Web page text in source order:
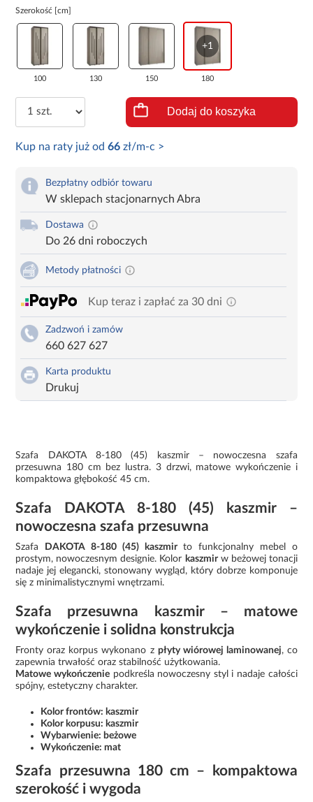
Szerokość [cm]
100 130 150
+1
180
Dodaj do koszyka
Kup na raty już od66 zł/m-c >
Bezpłatny odbiór towaru
W sklepach stacjonarnych Abra
Dostawa
Do 26 dni roboczych
Metody płatności
Kup teraz i zapłać za 30 dni
Zadzwoń i zamów
660 627 627
Karta produktu
Drukuj
Szafa DAKOTA 8-180 (45) kaszmir – nowoczesna szafa
przesuwna 180 cm bez lustra. 3 drzwi, matowe wykończenie i
kompaktowa głębokość 45 cm.
Szafa DAKOTA 8-180 (45) kaszmir –
nowoczesna szafa przesuwna
Szafa DAKOTA 8-180 (45) kaszmirto funkcjonalny mebel o
prostym, nowoczesnym designie. Kolor kaszmirw beżowej tonacji
nadaje jej elegancki, stonowany wygląd, który dobrze komponuje
się z minimalistycznymi wnętrzami.
Szafa przesuwna kaszmir – matowe
wykończenie i solidna konstrukcja
Fronty oraz korpus wykonano z płyty wiórowej laminowanej, co
zapewnia trwałość oraz stabilność użytkowania.
Matowe wykończenie podkreśla nowoczesny styl i nadaje całości
spójny, estetyczny charakter.
Kolor frontów: kaszmir
Kolor korpusu: kaszmir
Wybarwienie: beżowe
Wykończenie: mat
Szafa przesuwna 180 cm – kompaktowa
szerokość i wygoda